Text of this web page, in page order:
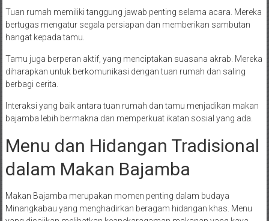
Tuan rumah memiliki tanggung jawab penting selama acara. Mereka
bertugas mengatur segala persiapan dan memberikan sambutan
hangat kepada tamu.
Tamu juga berperan aktif, yang menciptakan suasana akrab. Mereka
diharapkan untuk berkomunikasi dengan tuan rumah dan saling
berbagi cerita.
Interaksi yang baik antara tuan rumah dan tamu menjadikan makan
bajamba lebih bermakna dan memperkuat ikatan sosial yang ada.
Menu dan Hidangan Tradisional
dalam Makan Bajamba
Makan Bajamba merupakan momen penting dalam budaya
Minangkabau yang menghadirkan beragam hidangan khas. Menu